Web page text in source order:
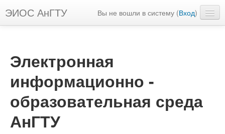
ЭИОС АнГТУ Вы не вошли в систему (Вход)
Электронная
информационно -
образовательная среда
АнГТУ